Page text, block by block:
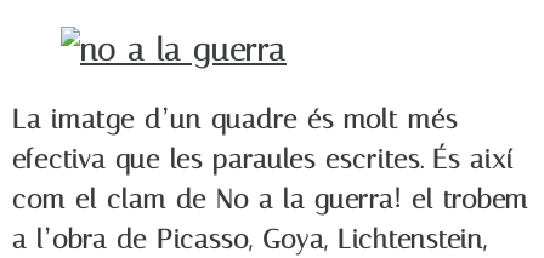
La imatge d’un quadre és molt més
efectiva que les paraules escrites. És així
com el clam de No a la guerra! el trobem
a l’obra de Picasso, Goya, Lichtenstein,